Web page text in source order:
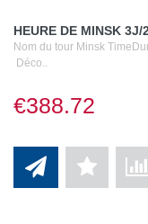
HEURE DE MINSK 3J/
Nom du tour Minsk
Déco..
€388.72